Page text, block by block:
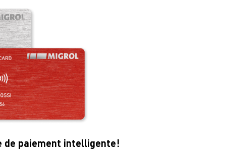
paiement intelligente!